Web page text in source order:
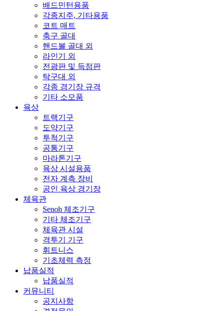
배드민턴용품
각종지주, 기타용품
코트 매트
축구 골대
핸드볼 골대 외
라인기 외
전광판 및 득점판
탁구대 외
각종 경기장 규격
기타 소모품
육상
트랙기구
도약기구
투척기구
공통기구
마라톤기구
육상 시설용품
전자 계측 장비
공인 육상 경기장
체육관
Senoh 체조기구
기타 체조기구
체육관 시설
격투기 기구
휘트니스
기초체력 측정
납품실적
납품실적
커뮤니티
공지사항